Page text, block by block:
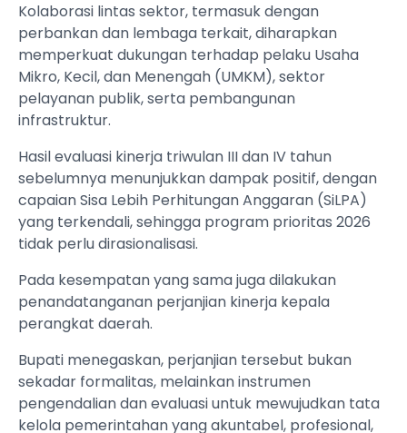
Kolaborasi lintas sektor, termasuk dengan
perbankan dan lembaga terkait, diharapkan
memperkuat dukungan terhadap pelaku Usaha
Mikro, Kecil, dan Menengah (UMKM), sektor
pelayanan publik, serta pembangunan
infrastruktur.
Hasil evaluasi kinerja triwulan III dan IV tahun
sebelumnya menunjukkan dampak positif, dengan
capaian Sisa Lebih Perhitungan Anggaran (SiLPA)
yang terkendali, sehingga program prioritas 2026
tidak perlu dirasionalisasi.
Pada kesempatan yang sama juga dilakukan
penandatanganan perjanjian kinerja kepala
perangkat daerah.
Bupati menegaskan, perjanjian tersebut bukan
sekadar formalitas, melainkan instrumen
pengendalian dan evaluasi untuk mewujudkan tata
kelola pemerintahan yang akuntabel, profesional,